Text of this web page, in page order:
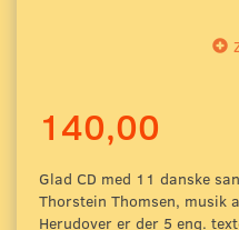
140,00
Glad CD med 11 danske
Thorstein Thomsen, musik
Herudover er der 5 eng.